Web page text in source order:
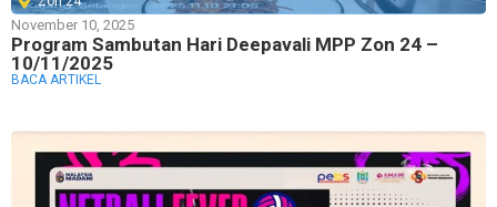
November 10, 2025
Program Sambutan Hari Deepavali MPP Zon 24 –
10/11/2025
BACA ARTIKEL